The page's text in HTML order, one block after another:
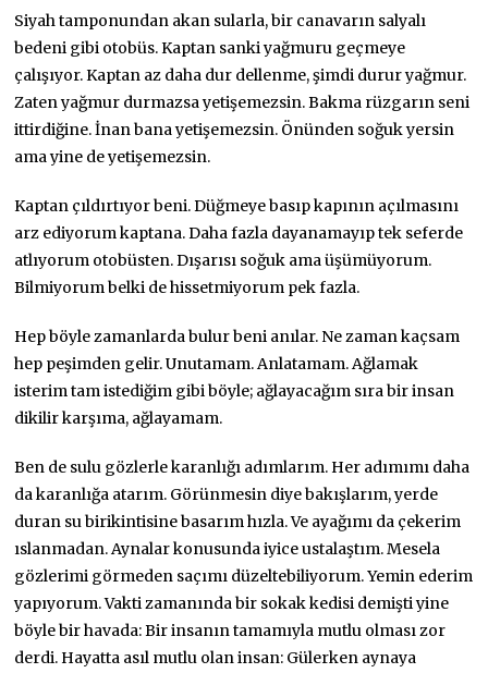
Siyah tamponundan akan sularla, bir canavarın salyalı
bedeni gibi otobüs. Kaptan sanki yağmuru geçmeye
çalışıyor. Kaptan az daha dur dellenme, şimdi durur yağmur.
Zaten yağmur durmazsa yetişemezsin. Bakma rüzgarın seni
ittirdiğine. İnan bana yetişemezsin. Önünden soğuk yersin
ama yine de yetişemezsin.
Kaptan çıldırtıyor beni. Düğmeye basıp kapının açılmasını
arz ediyorum kaptana. Daha fazla dayanamayıp tek seferde
atlıyorum otobüsten. Dışarısı soğuk ama üşümüyorum.
Bilmiyorum belki de hissetmiyorum pek fazla.
Hep böyle zamanlarda bulur beni anılar. Ne zaman kaçsam
hep peşimden gelir. Unutamam. Anlatamam. Ağlamak
isterim tam istediğim gibi böyle; ağlayacağım sıra bir insan
dikilir karşıma, ağlayamam.
Ben de sulu gözlerle karanlığı adımlarım. Her adımımı daha
da karanlığa atarım. Görünmesin diye bakışlarım, yerde
duran su birikintisine basarım hızla. Ve ayağımı da çekerim
ıslanmadan. Aynalar konusunda iyice ustalaştım. Mesela
gözlerimi görmeden saçımı düzeltebiliyorum. Yemin ederim
yapıyorum. Vakti zamanında bir sokak kedisi demişti yine
böyle bir havada: Bir insanın tamamıyla mutlu olması zor
derdi. Hayatta asıl mutlu olan insan: Gülerken aynaya